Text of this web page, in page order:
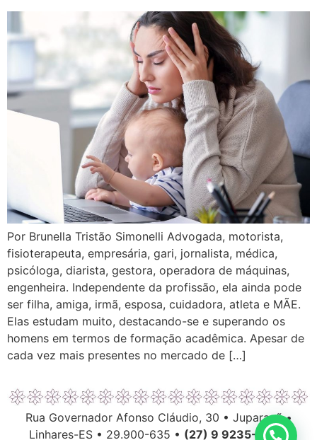
Por Brunella Tristão Simonelli Advogada, motorista,
fisioterapeuta, empresária, gari, jornalista, médica,
psicóloga, diarista, gestora, operadora de máquinas,
engenheira. Independente da profissão, ela ainda pode
ser filha, amiga, irmã, esposa, cuidadora, atleta e MÃE.
Elas estudam muito, destacando-se e superando os
homens em termos de formação acadêmica. Apesar de
cada vez mais presentes no mercado de […]
Rua Governador Afonso Cláudio, 30 • Juparanã •
Linhares-ES • 29.900-635 • (27) 9 9235-6063